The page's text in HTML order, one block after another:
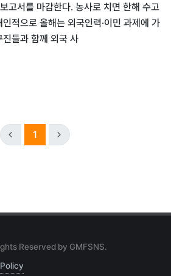
고서를 마감한다. 농사로 치면 한해 수고
적으로 올해는 외국인력·이민 과제에 가
들과 함께 외국 사
1
Reserved by GMFSNS.